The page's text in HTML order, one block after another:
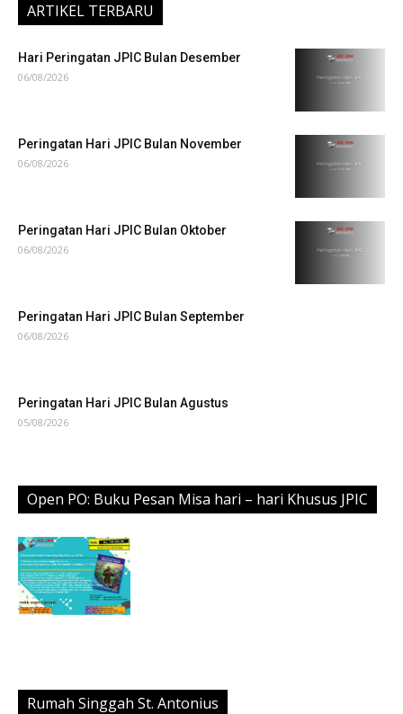
ARTIKEL TERBARU
Hari Peringatan JPIC Bulan Desember
06/08/2026
Peringatan Hari JPIC Bulan November
06/08/2026
Peringatan Hari JPIC Bulan Oktober
06/08/2026
Peringatan Hari JPIC Bulan September
06/08/2026
Peringatan Hari JPIC Bulan Agustus
05/08/2026
Open PO: Buku Pesan Misa hari – hari Khusus JPIC
Rumah Singgah St. Antonius